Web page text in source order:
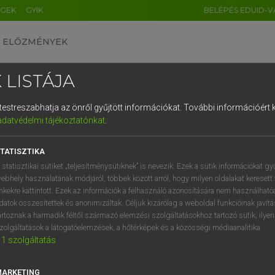
GYIK BELÉPÉS EDUID-
ELŐZMÉNYEK
egyetemes nagyszótár
VAN ELŐFIZETÉSED?
megtekintéséhez.
LISTÁJA
az önről gyűjtött információkat. További információért
tájékoztatónkat.
statisztikai sütiket „teljesítménysütiknek” is nevezik. Ezek a sütik információkat
használatának módjáról, többek között arról, hogy milyen oldalakat keresett
kattintott. Ezek az információk a felhasználó azonosítására nem
összesítettek és anonimizáltak. Céljuk kizárólag a weboldal funkcióinak
a harmadik féltől származó elemzési szolgáltatásokhoz tartozó sütik;
a látogatóelemzések, a hőtérképek és a közösségi médiaanalitika.
1 szolgáltatás
DE CN FR ES IT NL
1 2 3 4 5 6 7 8 9
q w e r t z u i
a s d f g h j k l é
í y x c v b n m , .